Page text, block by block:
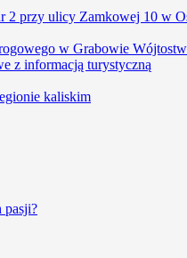
2 przy ulicy Zamkowej 10 w
w Grabowie
z informacją turystyczną
kaliskim
pasji?